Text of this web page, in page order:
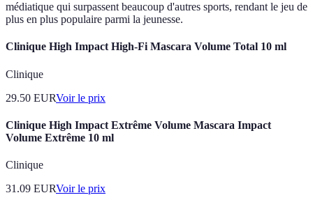
médiatique qui surpassent beaucoup d'autres sports, rendant le jeu de
plus en plus populaire parmi la jeunesse.
Clinique High Impact High-Fi Mascara Volume Total 10 ml
Clinique
29.50 EURVoir le prix
Clinique High Impact Extrême Volume Mascara Impact
Volume Extrême 10 ml
Clinique
31.09 EURVoir le prix